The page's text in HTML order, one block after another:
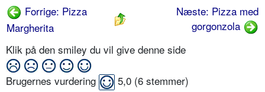
Forrige: Pizza
Margherita
Næste: Pizza med
gorgonzola
Klik på den smiley du vil give denne side
Brugernes vurdering 5,0 (6 stemmer)